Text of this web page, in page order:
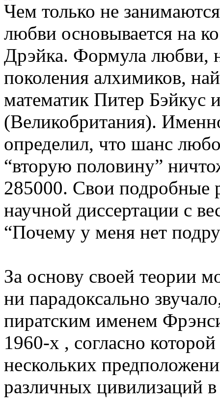
Чем только не
любви основывается на
Дрэйка. Формула любви,
поколения алхимиков,
математик Питер Бэйкус
(Великобритания).
определил, что шанс
“вторую половину”
285000. Свои подробные
научной диссертации с
“Почему у меня нет
За основу своей теории
ни парадоксально
пиратским именем
1960-х , согласно
нескольких
различных цивилизаций в